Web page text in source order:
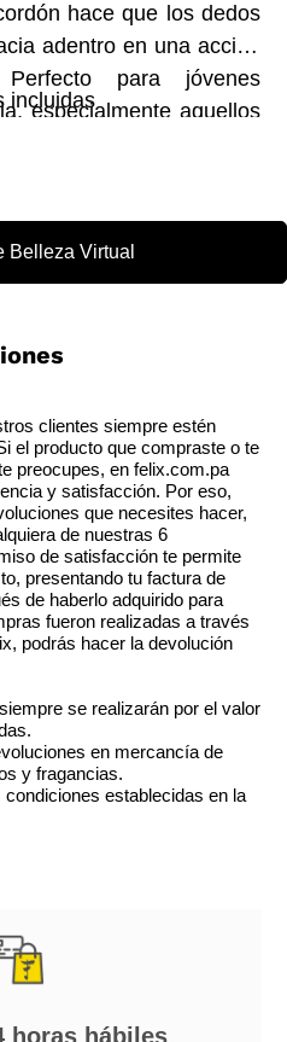
hace que los dedos
adentro en una acción
para jóvenes
especialmente aquellos
incluidas
Belleza Virtual
clientes siempre estén
el producto que compraste o te
preocupes, en felix.com.pa
y satisfacción. Por eso,
que necesites hacer,
de nuestras 6
de satisfacción te permite
presentando tu factura de
de haberlo adquirido para
fueron realizadas a través
podrás hacer la devolución
se realizarán por el valor
en mercancía de
y fragancias.
establecidas en la
horas hábiles